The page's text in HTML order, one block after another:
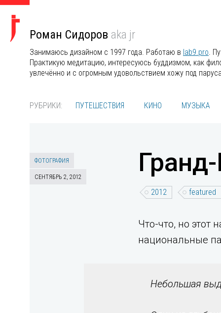
Роман Сидоров aka jr
Занимаюсь дизайном с 1997 года. Работаю в lab9.pro.
Практикую медитацию, интересуюсь буддизмом, как
увлечённо и с огромным удовольствием хожу под
РУБРИКИ: ПУТЕШЕСТВИЯ КИНО МУЗЫКА
ФОТОГРАФИЯ
СЕНТЯБРЬ 2, 2012
2012 featured
Что-что, но этот
национальные
Небольшая